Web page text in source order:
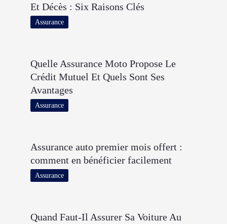
Et Décès : Six Raisons Clés
Assurance
Quelle Assurance Moto Propose Le
Crédit Mutuel Et Quels Sont Ses
Avantages
Assurance
Assurance auto premier mois offert :
comment en bénéficier facilement
Assurance
Quand Faut-Il Assurer Sa Voiture Au